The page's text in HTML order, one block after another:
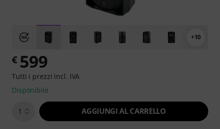
+10
€ 599
Tutti i prezzi incl. IVA
Disponibile
1 AGGIUNGI AL CARRELLO